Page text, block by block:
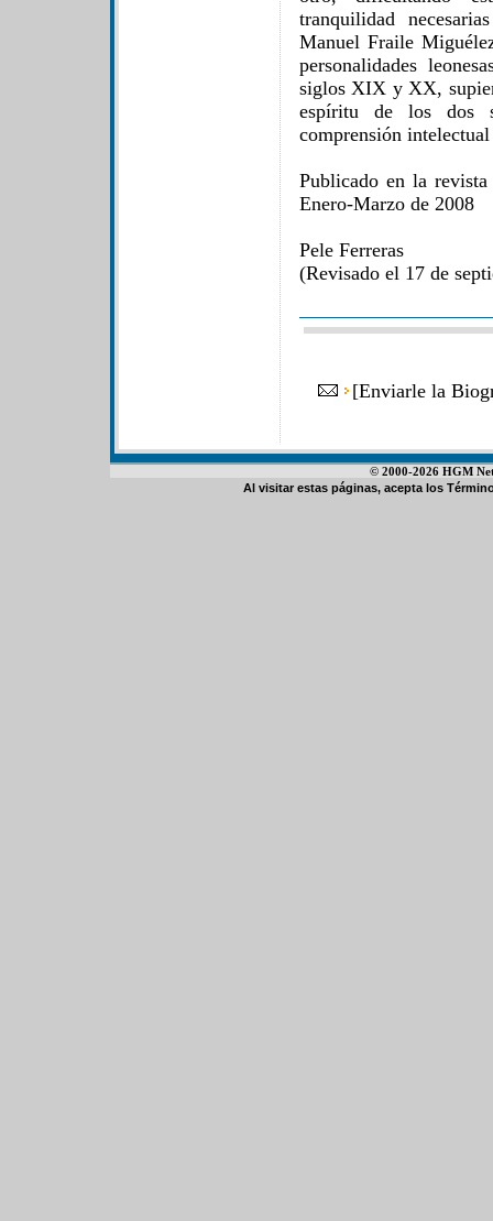
tranquilidad
Manuel Fraile
personalidades
siglos XIX y XX,
espíritu de los dos
comprensión
Publicado en la
Enero-Marzo de 2008
Pele Ferreras
(Revisado el 17 de
[Enviarle la
© 2000-2026 HGM
Al visitar estas páginas, acepta los